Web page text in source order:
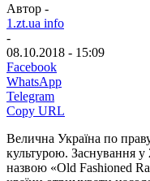
Автор -
1.zt.ua info
-
08.10.2018 - 15:09
Facebook
WhatsApp
Telegram
Copy URL
Велична Україна по
культурою. Заснування у
назвою «Old Fashioned